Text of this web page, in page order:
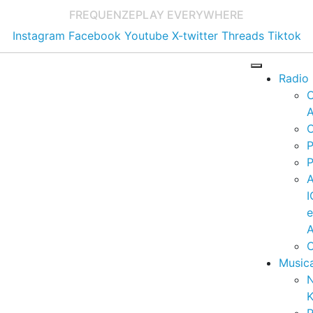
FREQUENZEPLAY EVERYWHERE
Instagram Facebook Youtube X-twitter Threads Tiktok
Radio
e